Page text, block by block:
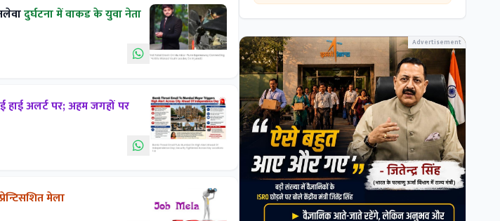
दुर्घटना में वाकड के युवा नेता
हाई अलर्ट पर; अहम जगहों पर
मेला
Advertisement